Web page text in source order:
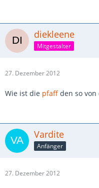
diekleene
Mitgestalter
27. Dezember 2012
Wie ist die pfaff den so von
Vardite
Anfänger
27. Dezember 2012